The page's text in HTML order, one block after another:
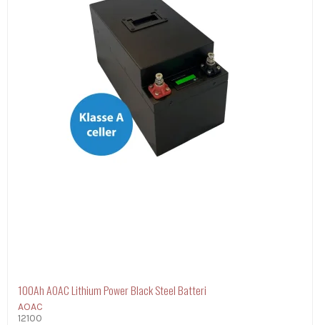
100Ah AOAC Lithium Power Black Steel Batteri
AOAC
12100